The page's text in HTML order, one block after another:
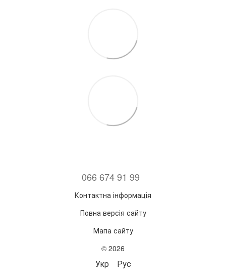
066 674 91 99
Контактна інформація
Повна версія сайту
Мапа сайту
© 2026
Укр Рус